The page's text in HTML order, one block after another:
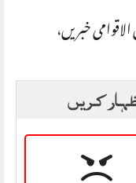
خبریں،
کریں